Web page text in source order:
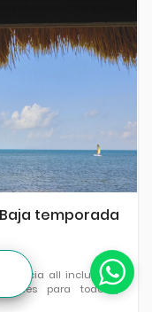
temporada
all inclusive
para todos,
perfecto entre